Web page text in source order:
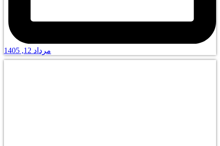
مرداد 12, 1405